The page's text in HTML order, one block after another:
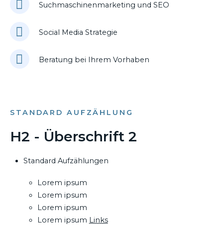
Suchmaschinenmarketing und SEO
Social Media Strategie
Beratung bei Ihrem Vorhaben
STANDARD AUFZÄHLUNG
H2 - Überschrift 2
Standard Aufzählungen
Lorem ipsum
Lorem ipsum
Lorem ipsum
Lorem ipsum Links